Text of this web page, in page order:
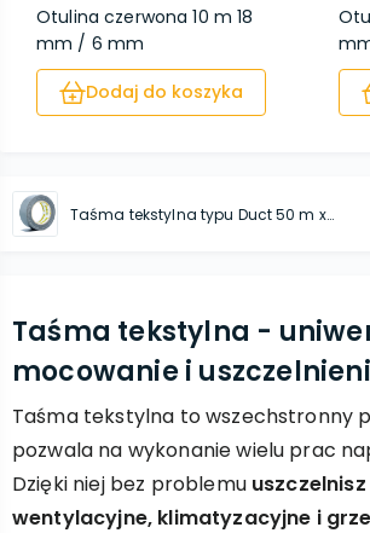
Otulina czerwona 10 m 18
mm / 6 mm
Dodaj do koszyka
Taśma tekstylna typu Duct 50 m x 48 mm x 0,17 mm szara
Taśma tekstylna -
mocowanie i
Taśma tekstylna to wszechstronny
pozwala na wykonanie wielu prac
Dzięki niej bez problemu
wentylacyjne, klimatyzacyjne i